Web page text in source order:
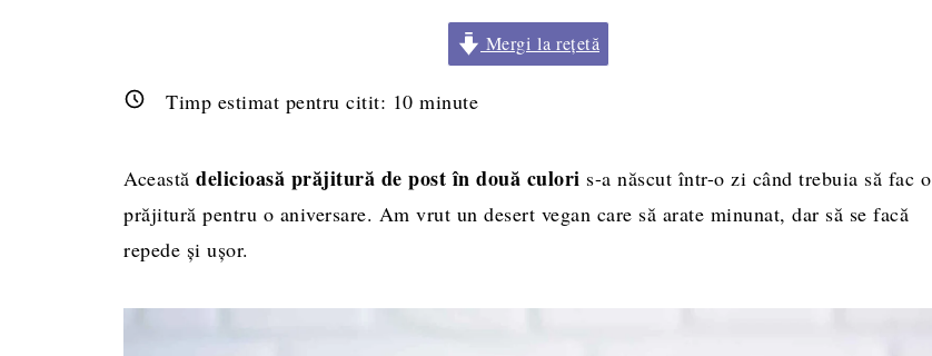
Mergi la rețetă
Timp estimat pentru citit: 10 minute
Această delicioasă prăjitură de post în două culori s-a născut într-o zi când trebuia să fac o
prăjitură pentru o aniversare. Am vrut un desert vegan care să arate minunat, dar să se facă
repede și ușor.